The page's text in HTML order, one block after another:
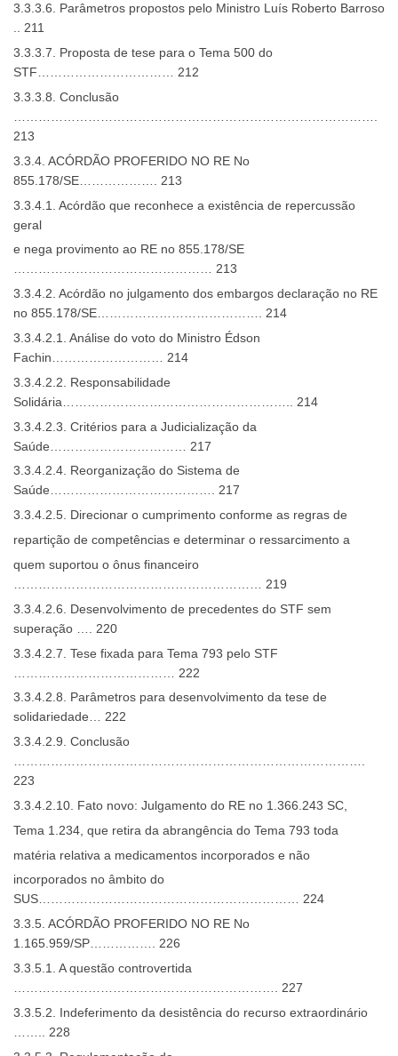
3.3.3.6. Parâmetros propostos pelo Ministro Luís Roberto Barroso
.. 211
3.3.3.7. Proposta de tese para o Tema 500 do
STF…………………………… 212
3.3.3.8. Conclusão
213
3.3.4. ACÓRDÃO PROFERIDO NO RE No
855.178/SE………………. 213
3.3.4.1. Acórdão que reconhece a existência de repercussão
geral
e nega provimento ao RE no 855.178/SE
………………………………………… 213
3.3.4.2. Acórdão no julgamento dos embargos declaração no RE
no 855.178/SE…………………………………. 214
3.3.4.2.1. Análise do voto do Ministro Édson
Fachin……………………… 214
3.3.4.2.2. Responsabilidade
Solidária……………………………………………….. 214
3.3.4.2.3. Critérios para a Judicialização da
Saúde…………………………… 217
3.3.4.2.4. Reorganização do Sistema de
Saúde…………………………………. 217
3.3.4.2.5. Direcionar o cumprimento conforme as regras de
repartição de competências e determinar o ressarcimento a
quem suportou o ônus financeiro
…………………………………………………… 219
3.3.4.2.6. Desenvolvimento de precedentes do STF sem
superação …. 220
3.3.4.2.7. Tese fixada para Tema 793 pelo STF
………………………………… 222
3.3.4.2.8. Parâmetros para desenvolvimento da tese de
solidariedade… 222
3.3.4.2.9. Conclusão
223
3.3.4.2.10. Fato novo: Julgamento do RE no 1.366.243 SC,
Tema 1.234, que retira da abrangência do Tema 793 toda
matéria relativa a medicamentos incorporados e não
incorporados no âmbito do
SUS……………………………………………………… 224
3.3.5. ACÓRDÃO PROFERIDO NO RE No
1.165.959/SP……………. 226
3.3.5.1. A questão controvertida
………………………………………………………. 227
3.3.5.2. Indeferimento da desistência do recurso extraordinário
…….. 228